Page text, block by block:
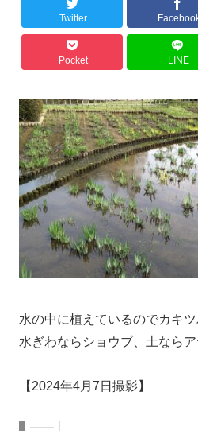
Twitter
Pocket LINE
水の中に植えているのでカキツ
水ぎわならショウブ、土ならア
【2024年4月7日撮影】